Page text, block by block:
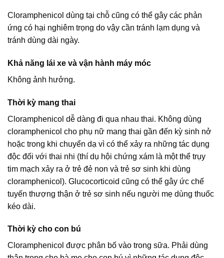
Cloramphenicol dùng tại chỗ cũng có thể gây các phản
ứng có hại nghiêm trọng do vậy cần tránh lạm dụng và
tránh dùng dài ngày.
Khả năng lái xe và vận hành máy móc
Không ảnh hưởng.
Thời kỳ mang thai
Cloramphenicol dễ dàng đi qua nhau thai. Không dùng
cloramphenicol cho phụ nữ mang thai gần đến kỳ sinh nở
hoặc trong khi chuyển dạ vì có thể xảy ra những tác dụng
độc đối với thai nhi (thí dụ hội chứng xám là một thể trụy
tim mạch xảy ra ở trẻ đẻ non và trẻ sơ sinh khi dùng
cloramphenicol). Glucocorticoid cũng có thể gây ức chế
tuyến thượng thận ở trẻ sơ sinh nếu người mẹ dùng thuốc
kéo dài.
Thời kỳ cho con bú
Cloramphenicol được phân bố vào trong sữa. Phải dùng